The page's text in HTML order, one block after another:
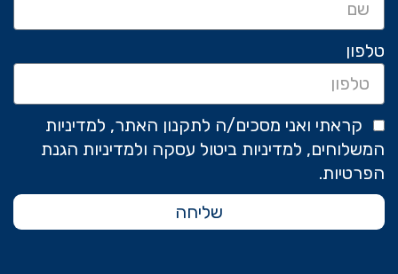
טלפון
קראתי ואני מסכים/ה לתקנון האתר, למדיניות
המשלוחים, למדיניות ביטול עסקה ולמדיניות הגנת
הפרטיות.
שליחה